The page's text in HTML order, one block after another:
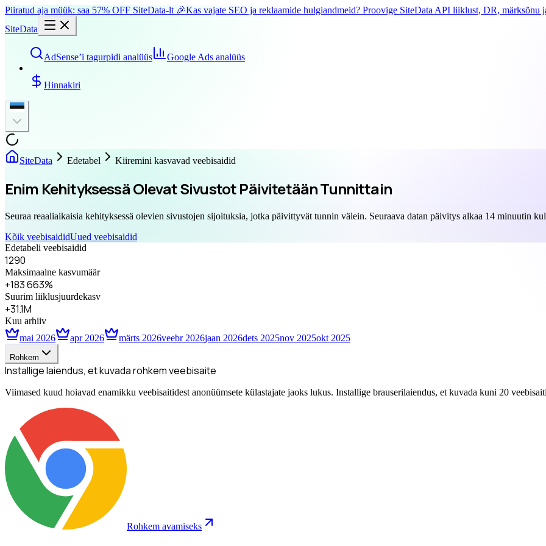
Piiratud aja müük: saa 57% OFF SiteData-lt 🎉Kas vajate SEO ja reklaamide hulgiandmeid? Proovige SiteData API liiklust, DR, märksõnu
SiteData
AdSense’i tagurpidi analüüs Google Ads analüüs
Hinnakiri
SiteData Edetabel Kiiremini kasvavad veebisaidid
Enim Kehityksessä Olevat Sivustot Päivitetään Tunnittain
Seuraa reaaliaikaisia kehityksessä olevien sivustojen sijoituksia, jotka päivittyvät tunnin välein. Seuraava datan päivitys alkaa 14 minuutin
Kõik veebisaididUued veebisaidid
Edetabeli veebisaidid
1290
Maksimaalne kasvumäär
+183 663%
Suurim liiklusjuurdekasv
+31.1M
Kuu arhiiv
mai 2026
apr 2026 märts 2026veebr 2026jaan 2026dets 2025nov 2025okt 2025
Rohkem
Installige laiendus, et kuvada rohkem veebisaite
Viimased kuud hoiavad enamikku veebisaitidest anonüümsete külastajate jaoks lukus. Installige brauserilaiendus, et kuvada kuni 20
Rohkem avamiseks